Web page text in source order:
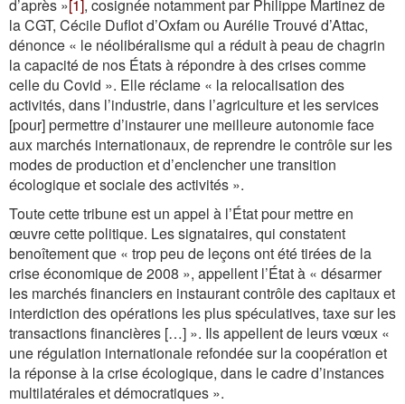
d’après »[1], cosignée notamment par Philippe Martinez de
la CGT, Cécile Duflot d’Oxfam ou Aurélie Trouvé d’Attac,
dénonce « le néolibéralisme qui a réduit à peau de chagrin
la capacité de nos États à répondre à des crises comme
celle du Covid ». Elle réclame « la relocalisation des
activités, dans l’industrie, dans l’agriculture et les services
[pour] permettre d’instaurer une meilleure autonomie face
aux marchés internationaux, de reprendre le contrôle sur les
modes de production et d’enclencher une transition
écologique et sociale des activités ».
Toute cette tribune est un appel à l’État pour mettre en
œuvre cette politique. Les signataires, qui constatent
benoîtement que « trop peu de leçons ont été tirées de la
crise économique de 2008 », appellent l’État à « désarmer
les marchés financiers en instaurant contrôle des capitaux et
interdiction des opérations les plus spéculatives, taxe sur les
transactions financières […] ». Ils appellent de leurs vœux «
une régulation internationale refondée sur la coopération et
la réponse à la crise écologique, dans le cadre d’instances
multilatérales et démocratiques ».